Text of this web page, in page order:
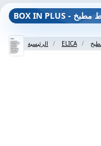
الرئيسية ELICA